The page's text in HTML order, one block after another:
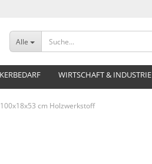
Alle
WIRTSCHAFT & INDUSTRIE
cm Holzwerkstoff